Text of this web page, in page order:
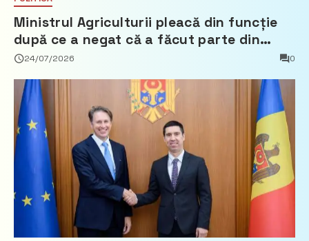
Ministrul Agriculturii pleacă din funcție
după ce a negat că a făcut parte din
Partidul Democrat
24/07/2026 0